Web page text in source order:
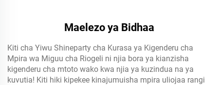
Maelezo ya Bidhaa
Kiti cha Yiwu Shineparty cha Kurasa ya Kigenderu cha
Mpira wa Miguu cha Riogeli ni njia bora ya kianzisha
kigenderu cha mtoto wako kwa njia ya kuzindua na ya
kuvutia! Kiti hiki kipekee kinajumuisha mpira uliojaa rangi